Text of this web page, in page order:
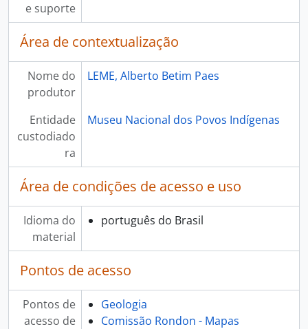
e suporte
Área de contextualização
Nome do
produtor
LEME, Alberto Betim Paes
Entidade
custodiado
ra
Museu Nacional dos Povos Indígenas
Área de condições de acesso e uso
Idioma do
material
português do Brasil
Pontos de acesso
Pontos de
acesso de
Geologia
Comissão Rondon - Mapas